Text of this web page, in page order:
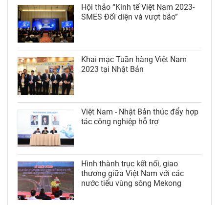
Hội thảo “Kinh tế Việt Nam 2023-
SMES Đối diện và vượt bão”
Khai mạc Tuần hàng Việt Nam
2023 tại Nhật Bản
Việt Nam - Nhật Bản thúc đẩy hợp
tác công nghiệp hỗ trợ
Hình thành trục kết nối, giao
thương giữa Việt Nam với các
nước tiểu vùng sông Mekong